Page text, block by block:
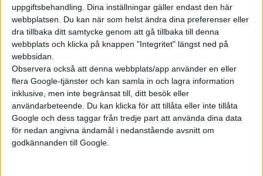
uppgiftsbehandling. Dina inställningar gäller endast den här
webbplatsen. Du kan när som helst ändra dina preferenser eller
dra tillbaka ditt samtycke genom att gå tillbaka till denna
webbplats och klicka på knappen "Integritet" längst ned på
webbsidan.
Observera också att denna webbplats/app använder en eller
flera Google-tjänster och kan samla in och lagra information
inklusive, men inte begränsat till, ditt besök eller
användarbeteende. Du kan klicka för att tillåta eller inte tillåta
Google och dess taggar från tredje part att använda dina data
för nedan angivna ändamål i nedanstående avsnitt om
godkännanden till Google.
7 aug 2026
Studie: Förbränningsbilar borde skrotas direkt
5 aug 2026
Uppgift: då kommer Volvos nya eldrivna volymmodell EX50
7 aug 2026
EU-plan: V2G-krav ska göra elbilar till del av energisystemet
6 aug 2026
Säljstart för instegsversionen av ID. Polo
6 aug 2026
Nu även Byd – då vill jätten tillverka solid state-batterier